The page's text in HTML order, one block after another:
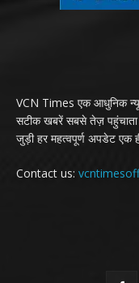
VCN Times एक आधुनिक
सटीक खबरें सबसे तेज़ पहुंचाता
जुड़ी हर महत्वपूर्ण अपडेट एक
Contact us: